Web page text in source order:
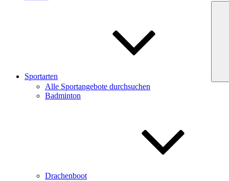
Sportarten
Alle Sportangebote durchsuchen
Badminton
Drachenboot